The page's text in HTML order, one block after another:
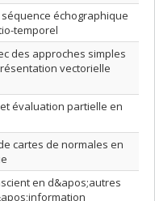
échographique
temporel
des approches simples
vectorielle
évaluation partielle en
cartes de normales en
en d&apos;autres